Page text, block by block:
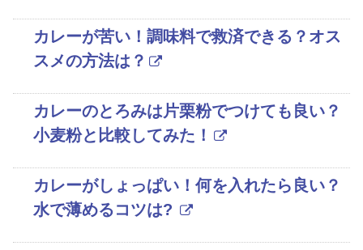
カレーが苦い！調味料で救済できる？オス
スメの方法は？
カレーのとろみは片栗粉でつけても良い？
小麦粉と比較してみた！
カレーがしょっぱい！何を入れたら良い？
水で薄めるコツは?